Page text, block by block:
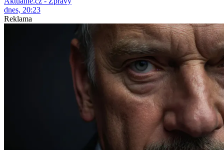
dnes, 20:23
Reklama